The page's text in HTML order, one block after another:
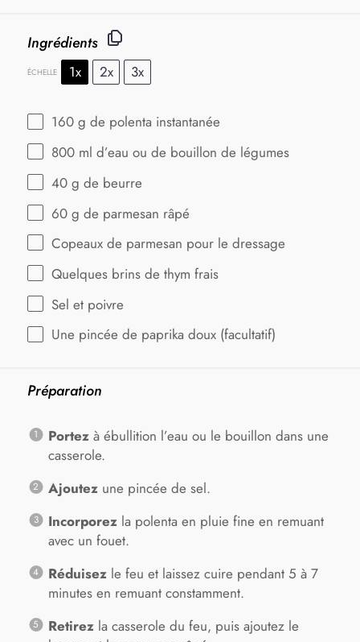
Ingrédients
ÉCHELLE 1x 2x 3x
160 g de polenta instantanée
800 ml d’eau ou de bouillon de légumes
40 g de beurre
60 g de parmesan râpé
Copeaux de parmesan pour le dressage
Quelques brins de thym frais
Sel et poivre
Une pincée de paprika doux (facultatif)
Préparation
Portezà ébullition l’eau ou le bouillon dans une
casserole.
Ajoutezune pincée de sel.
Incorporezla polenta en pluie fine en remuant
avec un fouet.
Réduisezle feu et laissez cuire pendant 5 à 7
minutes en remuant constamment.
Retirezla casserole du feu, puis ajoutez le